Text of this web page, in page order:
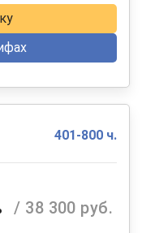
401-800 ч.
/ 38 300 руб.